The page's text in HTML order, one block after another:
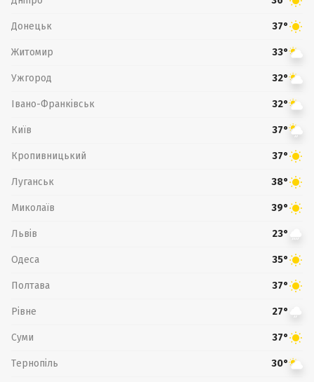
Донецьк 37°
Житомир 33°
Ужгород 32°
Івано-Франківськ 32°
Київ 37°
Кропивницький 37°
Луганськ 38°
Миколаїв 39°
Львів 23°
Одеса 35°
Полтава 37°
Рівне 27°
Суми 37°
Тернопіль 30°